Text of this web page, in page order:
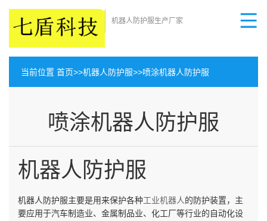
机器人防护服生产厂家
当前位置 首页>>机器人防护服>>喷涂机器人防护服
喷涂机器人防护服
机器人防护服
机器人防护服主要是用来保护各种工业机器人的防护装置，主
要应用于汽车制造业、金属制品业、化工厂等行业的自动化设